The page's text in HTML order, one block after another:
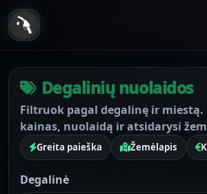
Degalinių nuolaidos
Filtruok pagal degalinę ir miestą.
kainas, nuolaidą ir atsidarysi
Greita paieška Žemėlapis
Degalinė